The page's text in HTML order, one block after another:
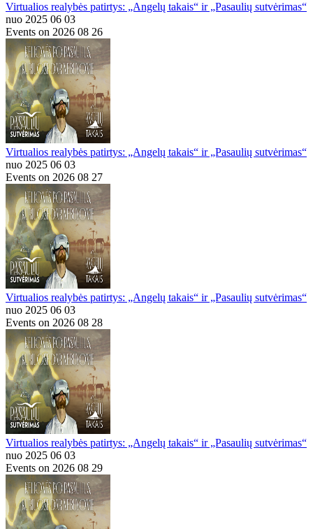
Virtualios realybės patirtys: „Angelų takais“ ir „Pasaulių sutvėrimas“
nuo 2025 06 03
Events on 2026 08 26
Virtualios realybės patirtys: „Angelų takais“ ir „Pasaulių sutvėrimas“
nuo 2025 06 03
Events on 2026 08 27
Virtualios realybės patirtys: „Angelų takais“ ir „Pasaulių sutvėrimas“
nuo 2025 06 03
Events on 2026 08 28
Virtualios realybės patirtys: „Angelų takais“ ir „Pasaulių sutvėrimas“
nuo 2025 06 03
Events on 2026 08 29